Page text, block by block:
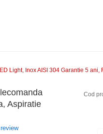
Light, Inox AISI 304 Garantie 5
Aspiratie
Cod